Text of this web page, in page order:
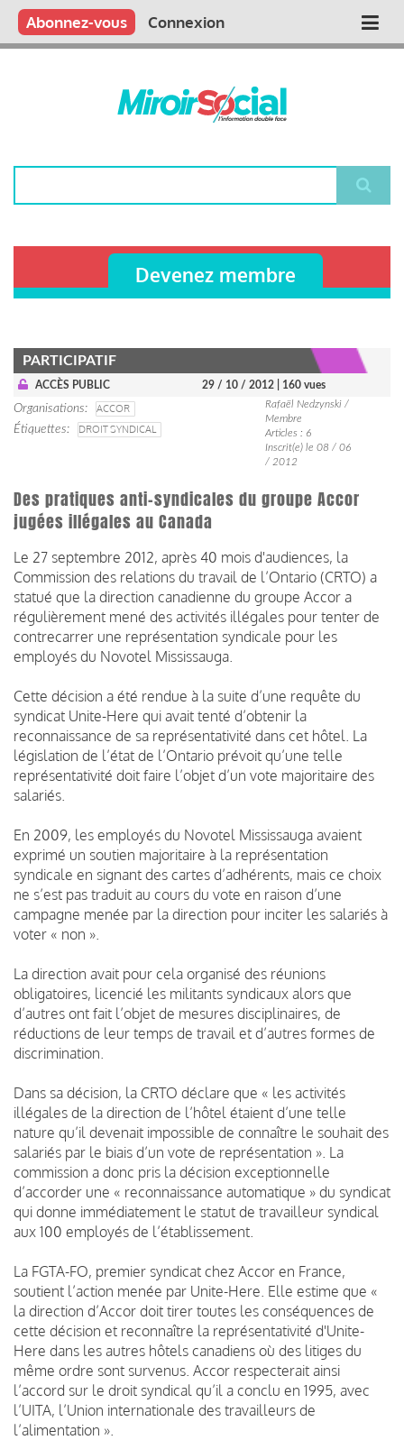
Aller
contenu
Main
Qui sommes nous ?
Vous publiez
Nous publions
Contactez-nous
Abonnez-vous Connexion
Devenez membre
PARTICIPATIF
ACCÈS PUBLIC 29 / 10 / 2012 | 160 vues
Organisations
ACCOR
Étiquettes
DROIT SYNDICAL
Rafaël Nedzynski /
Membre
Articles : 6
Inscrit(e) le 08 / 06
/ 2012
Des pratiques anti-syndicales du groupe Accor
jugées illégales au Canada
Le 27 septembre 2012, après 40 mois d'audiences, la
Commission des relations du travail de l’Ontario (CRTO) a
statué que la direction canadienne du groupe Accor a
régulièrement mené des activités illégales pour tenter de
contrecarrer une représentation syndicale pour les
employés du Novotel Mississauga.
Cette décision a été rendue à la suite d’une requête du
syndicat Unite-Here qui avait tenté d’obtenir la
reconnaissance de sa représentativité dans cet hôtel. La
législation de l’état de l’Ontario prévoit qu’une telle
représentativité doit faire l’objet d’un vote majoritaire des
salariés.
En 2009, les employés du Novotel Mississauga avaient
exprimé un soutien majoritaire à la représentation
syndicale en signant des cartes d’adhérents, mais ce choix
ne s’est pas traduit au cours du vote en raison d’une
campagne menée par la direction pour inciter les salariés à
voter « non ».
La direction avait pour cela organisé des réunions
obligatoires, licencié les militants syndicaux alors que
d’autres ont fait l’objet de mesures disciplinaires, de
réductions de leur temps de travail et d’autres formes de
discrimination.
Dans sa décision, la CRTO déclare que « les activités
illégales de la direction de l’hôtel étaient d’une telle
nature qu’il devenait impossible de connaître le souhait des
salariés par le biais d’un vote de représentation ». La
commission a donc pris la décision exceptionnelle
d’accorder une « reconnaissance automatique » du syndicat
qui donne immédiatement le statut de travailleur syndical
aux 100 employés de l’établissement.
La FGTA-FO, premier syndicat chez Accor en France,
soutient l’action menée par Unite-Here. Elle estime que «
la direction d’Accor doit tirer toutes les conséquences de
cette décision et reconnaître la représentativité d'Unite-
Here dans les autres hôtels canadiens où des litiges du
même ordre sont survenus. Accor respecterait ainsi
l’accord sur le droit syndical qu’il a conclu en 1995, avec
l’UITA, l’Union internationale des travailleurs de
l’alimentation ».